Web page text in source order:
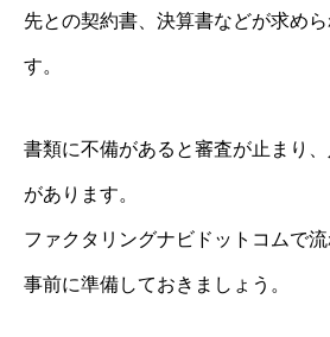
先との契約書、決算書などが求め
す。
書類に不備があると審査が止まり
があります。
ファクタリングナビドットコムで流
事前に準備しておきましょう。